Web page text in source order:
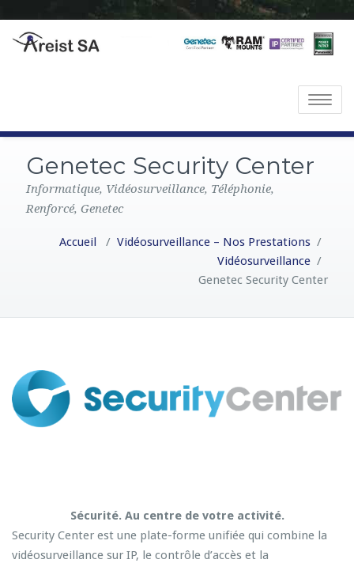
Toggle
Genetec Security Center
Informatique, Vidéosurveillance, Téléphonie,
Renforcé, Genetec
Accueil / Vidéosurveillance – Nos Prestations /
Vidéosurveillance /
Genetec Security Center
Sécurité. Au centre de votre activité.
Security Center est une plate-forme unifiée qui combine la
vidéosurveillance sur IP, le contrôle d’accès et la